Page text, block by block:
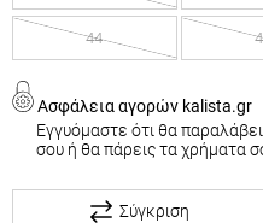
44
Ασφάλεια αγορών kalista.gr
Εγγυόμαστε ότι θα
σου ή θα πάρεις τα χρήματα
Σύγκριση